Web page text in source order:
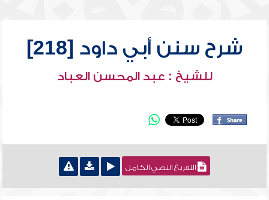
شرح سنن أبي داود [218]
للشيخ : عبد المحسن العباد
التفريغ النصي الكامل